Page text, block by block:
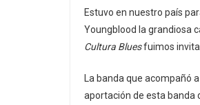
Estuvo en nuestro país
Youngblood la grandiosa
Cultura Bluesfuimos
La banda que acompañó
aportación de esta banda